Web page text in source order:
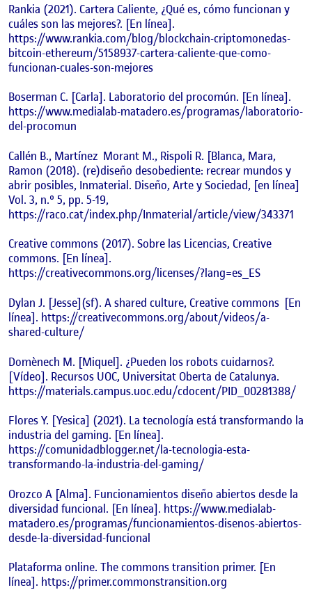
Rankia (2021). Cartera Caliente, ¿Qué es, cómo funcionan y
cuáles son las mejores?. [En línea].
https://www.rankia.com/blog/blockchain-criptomonedas-
bitcoin-ethereum/5158937-cartera-caliente-que-como-
funcionan-cuales-son-mejores
Boserman C. [Carla]. Laboratorio del procomún. [En línea].
https://www.medialab-matadero.es/programas/laboratorio-
del-procomun
Callén B., Martínez Morant M., Rispoli R. [Blanca, Mara,
Ramon (2018). (re)diseño desobediente: recrear mundos y
abrir posibles, Inmaterial. Diseño, Arte y Sociedad, [en línea]
Vol. 3, n.º 5, pp. 5-19,
https://raco.cat/index.php/Inmaterial/article/view/343371
Creative commons (2017). Sobre las Licencias, Creative
commons. [En línea].
https://creativecommons.org/licenses/?lang=es_ES
Dylan J. [Jesse](sf). A shared culture, Creative commons [En
línea]. https://creativecommons.org/about/videos/a-
shared-culture/
Domènech M. [Miquel]. ¿Pueden los robots cuidarnos?.
[Vídeo]. Recursos UOC, Universitat Oberta de Catalunya.
https://materials.campus.uoc.edu/cdocent/PID_00281388/
Flores Y. [Yesica] (2021). La tecnología está transformando la
industria del gaming. [En línea].
https://comunidadblogger.net/la-tecnologia-esta-
transformando-la-industria-del-gaming/
Orozco A [Alma]. Funcionamientos diseño abiertos desde la
diversidad funcional. [En línea]. https://www.medialab-
matadero.es/programas/funcionamientos-disenos-abiertos-
desde-la-diversidad-funcional
Plataforma online. The commons transition primer. [En
línea]. https://primer.commonstransition.org